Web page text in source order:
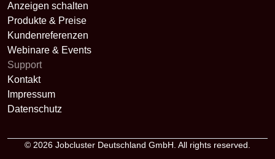
Anzeigen schalten
Produkte & Preise
Kundenreferenzen
Webinare & Events
Support
Kontakt
Impressum
Datenschutz
© 2026 Jobcluster Deutschland GmbH. All rights reserved.